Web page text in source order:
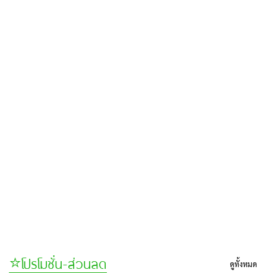
⭐️โปรโมชั่น-ส่วนลด ดูทั้งหมด